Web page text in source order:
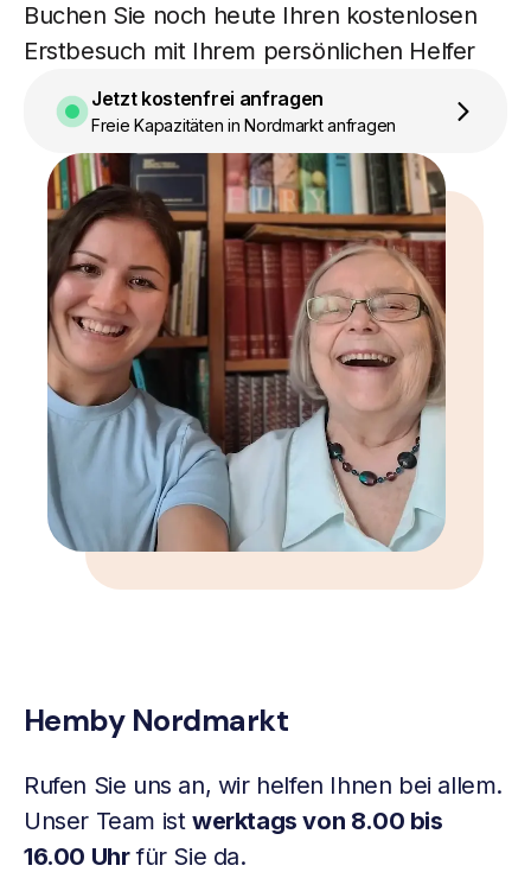
Buchen Sie noch heute Ihren kostenlosen
Erstbesuch mit Ihrem persönlichen Helfer
Jetzt kostenfrei anfragen
Freie Kapazitäten in Nordmarkt anfragen
Hemby Nordmarkt
Rufen Sie uns an, wir helfen Ihnen bei allem.
Unser Team ist werktags von 8.00 bis
16.00 Uhrfür Sie da.